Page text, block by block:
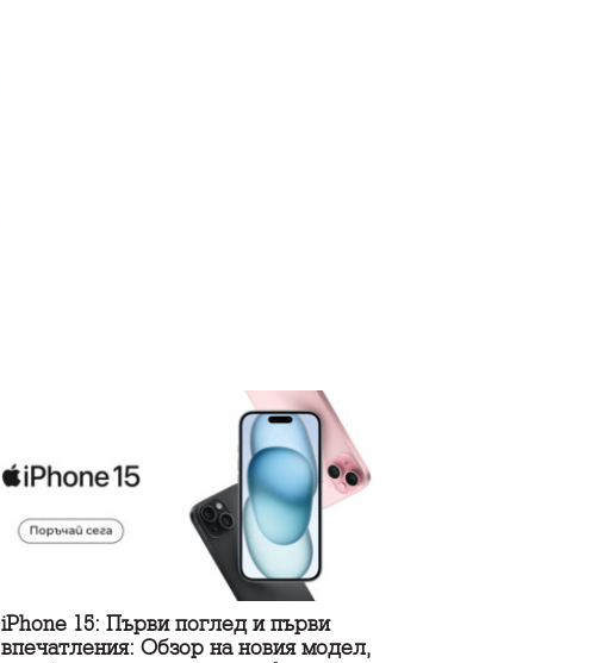
iPhone 15: Първи поглед и първи
впечатления: Обзор на новия модел,